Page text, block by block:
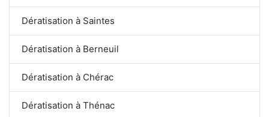
Dératisation à Saintes
Dératisation à Berneuil
Dératisation à Chérac
Dératisation à Thénac